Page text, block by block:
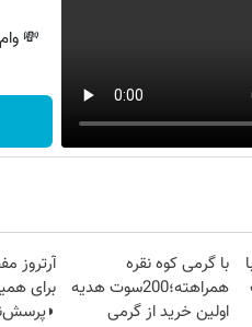
💸 وام تا ۱۵۰ میلیون،
با گرمی کوه نقره
همراهته؛200سوت هدیه
اولین خرید از گرمی
آرتروز
برای